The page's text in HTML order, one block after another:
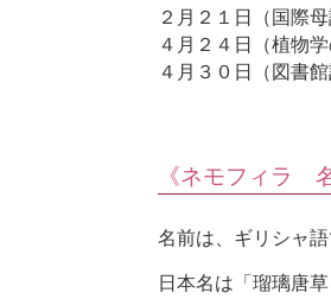
２月２１日（国際
４月２４日（植物
４月３０日（図書
《ネモフィラ
名前は、ギリシャ
日本名は「瑠璃唐